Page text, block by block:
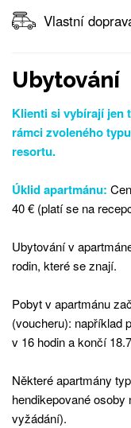
Vlastní
Ubytování
Klienti si vybírají jen
rámci zvoleného
resortu.
Úklid apartmánu:
40 € (platí se na
Ubytování v
rodin, které se znají.
Pobyt v apartmánu
(voucheru): například
v 16 hodin a končí
Některé apartmány
hendikepované
vyžádání).